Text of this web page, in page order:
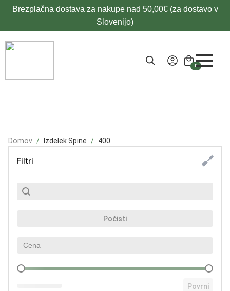
Brezplačna dostava za nakupe nad 50,00€ (za dostavo v
Slovenijo)
0
Domov Izdelek Spine 400
Filtri
SubSearch
Search content
Počisti
Cena
Cena
Povrni